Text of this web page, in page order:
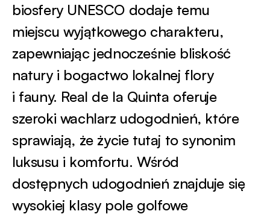
biosfery UNESCO dodaje temu
miejscu wyjątkowego charakteru,
zapewniając jednocześnie bliskość
natury i bogactwo lokalnej flory
i fauny. Real de la Quinta oferuje
szeroki wachlarz udogodnień, które
sprawiają, że życie tutaj to synonim
luksusu i komfortu. Wśród
dostępnych udogodnień znajduje się
wysokiej klasy pole golfowe